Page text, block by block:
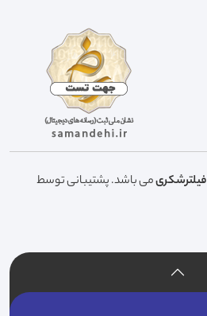
فیلترشکریمی باشد. پشتیبانی توسط